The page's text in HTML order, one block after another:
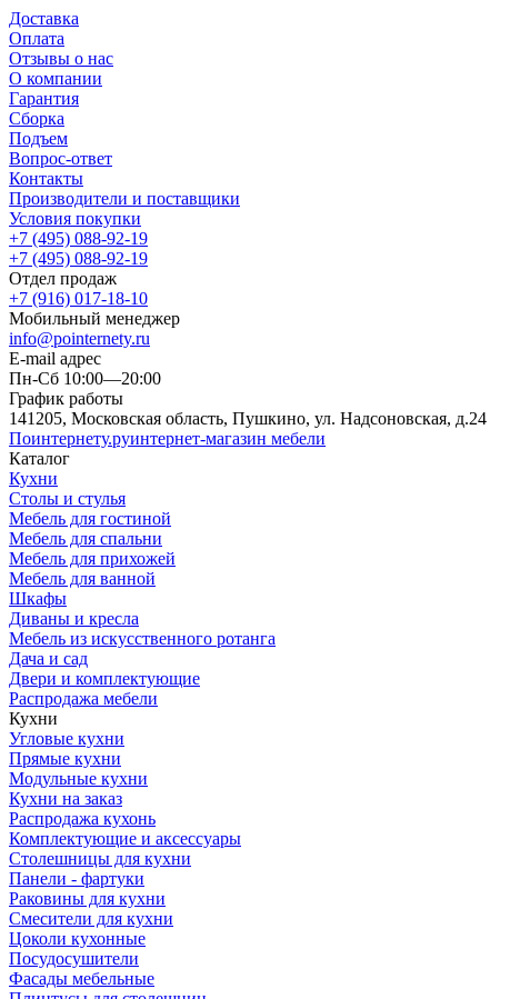
Доставка
Оплата
Отзывы о нас
О компании
Гарантия
Сборка
Подъем
Вопрос-ответ
Контакты
Производители и поставщики
Условия покупки
+7 (495) 088-92-19
+7 (495) 088-92-19
Отдел продаж
+7 (916) 017-18-10
Мобильный менеджер
info@pointernety.ru
E-mail адрес
Пн-Сб 10:00—20:00
График работы
141205, Московская область, Пушкино, ул. Надсоновская, д.24
Поинтернету.руинтернет-магазин мебели
Каталог
Кухни
Столы и стулья
Мебель для гостиной
Мебель для спальни
Мебель для прихожей
Мебель для ванной
Шкафы
Диваны и кресла
Мебель из искусственного ротанга
Дача и сад
Двери и комплектующие
Распродажа мебели
Кухни
Угловые кухни
Прямые кухни
Модульные кухни
Кухни на заказ
Распродажа кухонь
Комплектующие и аксессуары
Столешницы для кухни
Панели - фартуки
Раковины для кухни
Смесители для кухни
Цоколи кухонные
Посудосушители
Фасады мебельные